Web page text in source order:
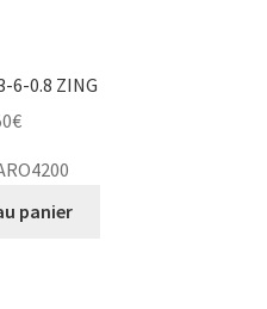
6-0.8 ZING
€
panier